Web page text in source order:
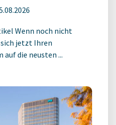
Wenn noch nicht
jetzt Ihren
die neusten ...